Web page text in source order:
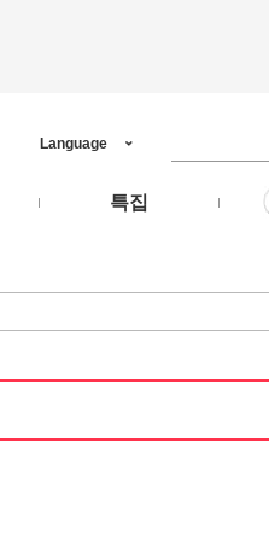
특집
Language